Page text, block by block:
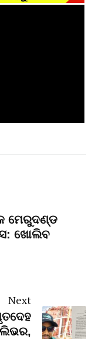
ମେରୁଦଣ୍ଡ
ଖୋଲିବ
Next
ଲିଭର,